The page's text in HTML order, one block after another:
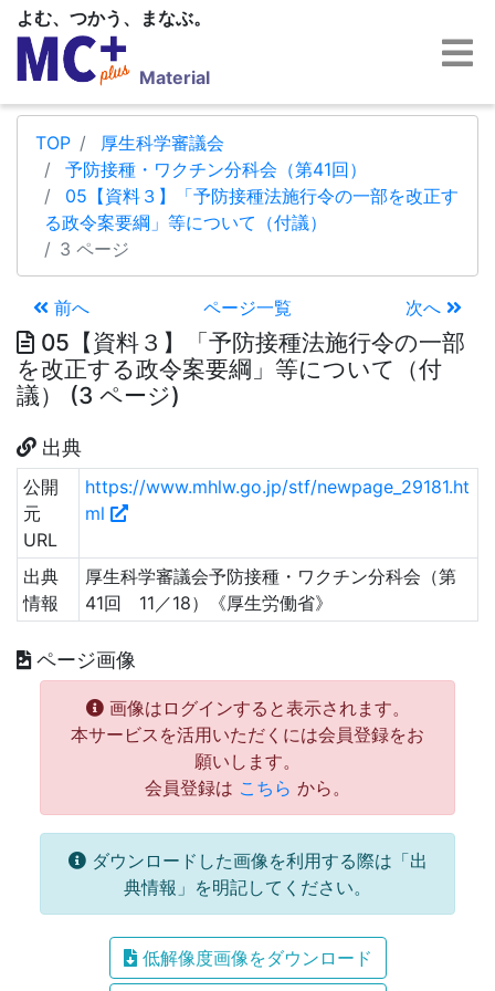
よむ、つかう、まなぶ。
Material
TOP
厚生科学審議会
予防接種・ワクチン分科会（第41回）
05【資料３】「予防接種法施行令の一部を改正す
る政令案要綱」等について（付議）
3 ページ
前へ ページ一覧 次へ
05【資料３】「予防接種法施行令の一部
を改正する政令案要綱」等について（付
議） (3 ページ)
出典
公開
元
URL
https://www.mhlw.go.jp/stf/newpage_29181.ht
ml
出典
情報
厚生科学審議会予防接種・ワクチン分科会（第
41回 11／18）《厚生労働省》
ページ画像
画像はログインすると表示されます。
本サービスを活用いただくには会員登録をお
願いします。
会員登録は こちら から。
ダウンロードした画像を利用する際は「出
典情報」を明記してください。
低解像度画像をダウンロード